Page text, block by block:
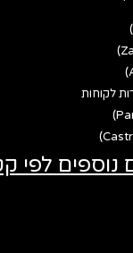
לקוחות
נוספים לפי